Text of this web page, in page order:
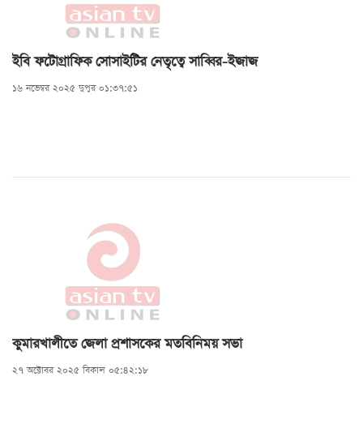
ইবি ফটোগ্রাফিক সোসাইটির নেতৃত্বে সাব্বির-ইজাজ
১৬ নভেম্বর ২০২৫ দুপুর ০১:৩৭:৫১
কুমারখালীতে জেলা প্রশাসকের মতবিনিময় সভা
২৭ অক্টোবর ২০২৫ বিকাল ০৫:৪২:১৮